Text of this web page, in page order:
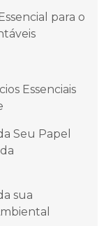
para o
Essenciais
Seu Papel
sua